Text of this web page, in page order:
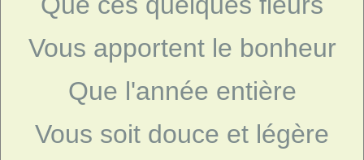
Vous apportent le bonheur
Que l'année entière
Vous soit douce et légère